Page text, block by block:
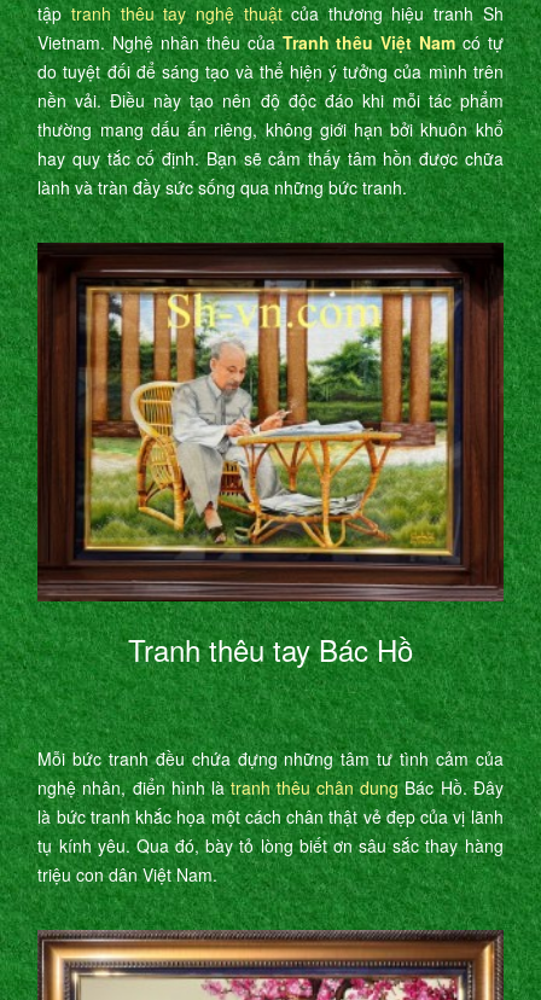
tậptranh thêu tay nghệ thuậtcủa thương hiệu tranh Sh
Vietnam. Nghệ nhân thêu củaTranh thêu Việt Namcó tự
do tuyệt đối để sáng tạo và thể hiện ý tưởng của mình trên
nền vải. Điều này tạo nên độ độc đáo khi mỗi tác phẩm
thường mang dấu ấn riêng, không giới hạn bởi khuôn khổ
hay quy tắc cố định. Bạn sẽ cảm thấy tâm hồn được chữa
lành và tràn đầy sức sống qua những bức tranh.
Tranh thêu tay Bác Hồ
Mỗi bức tranh đều chứa đựng những tâm tư tình cảm của
nghệ nhân, điển hình làtranh thêu chân dungBác Hồ. Đây
là bức tranh khắc họa một cách chân thật vẻ đẹp của vị lãnh
tụ kính yêu. Qua đó, bày tỏ lòng biết ơn sâu sắc thay hàng
triệu con dân Việt Nam.